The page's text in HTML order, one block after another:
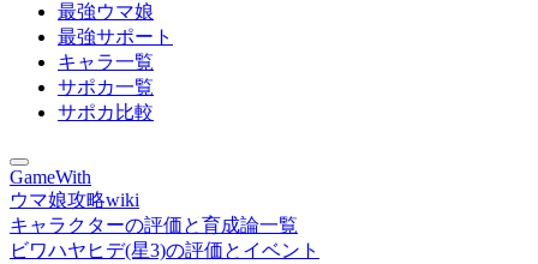
最強ウマ娘
最強サポート
キャラ一覧
サポカ一覧
サポカ比較
GameWith
ウマ娘攻略wiki
キャラクターの評価と育成論一覧
ビワハヤヒデ(星3)の評価とイベント